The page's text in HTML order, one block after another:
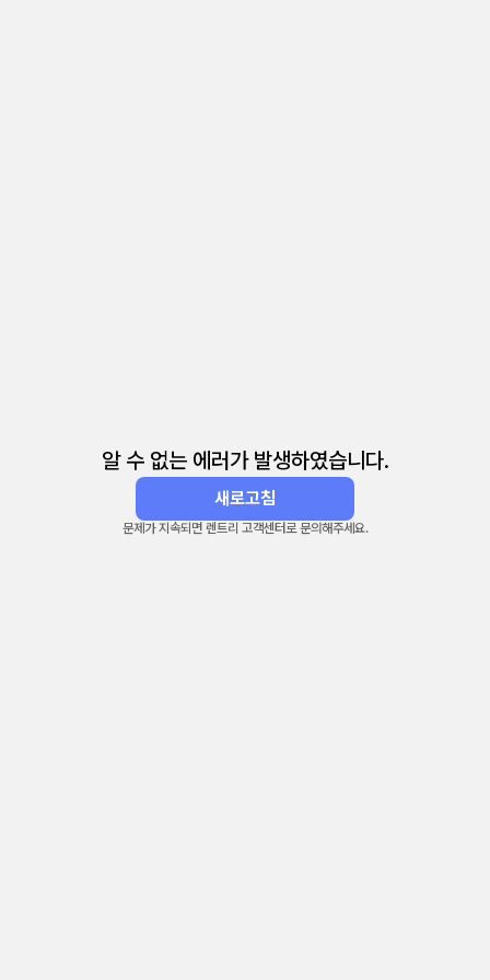
알 수 없는 에러가 발생하였습니다.
새로고침
문제가 지속되면 렌트리 고객센터로 문의해주세요.